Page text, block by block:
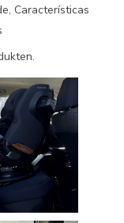
Características